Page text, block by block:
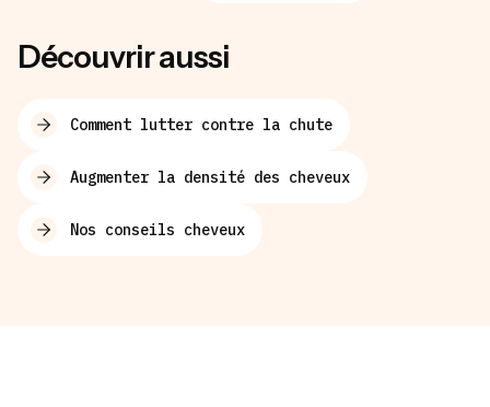
Découvrir aussi
Comment lutter contre la chute
Augmenter la densité des cheveux
Nos conseils cheveux